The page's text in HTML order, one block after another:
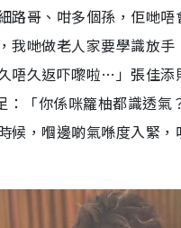
路哥、咁多個孫，佢哋唔
我哋做老人家要學識放手
唔久返吓嚟啦…」張佳添
：「你係咪籮柚都識透氣
候，嗰邊啲氣喺度入緊，